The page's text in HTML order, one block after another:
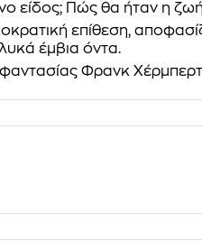
Πώς θα ήταν η
επίθεση,
έμβια όντα.
Φρανκ